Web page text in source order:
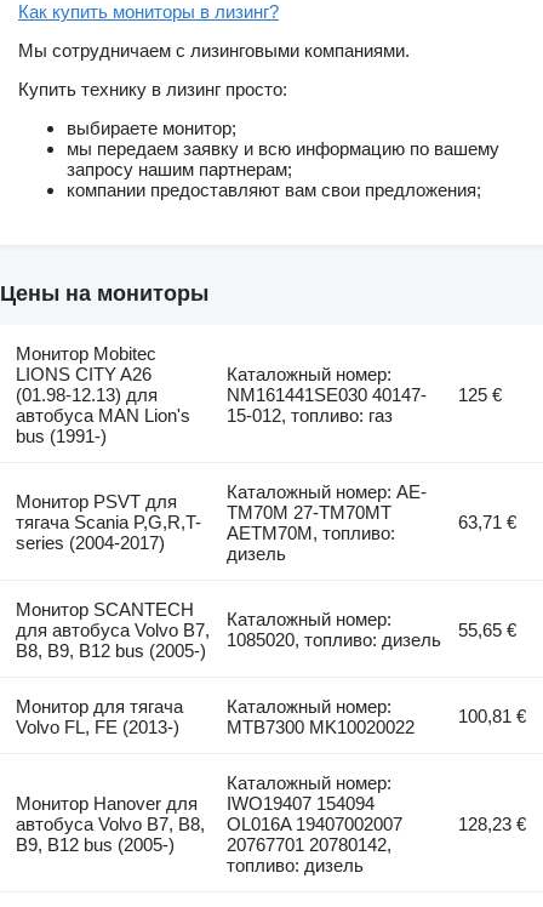
Как купить мониторы в лизинг?
Мы сотрудничаем с лизинговыми компаниями.
Купить технику в лизинг просто:
выбираете монитор;
мы передаем заявку и всю информацию по вашему
запросу нашим партнерам;
компании предоставляют вам свои предложения;
Цены на мониторы
Монитор Mobitec
LIONS CITY A26
(01.98-12.13) для
автобуса MAN Lion's
bus (1991-)
Каталожный номер:
NM161441SE030 40147-
15-012, топливо: газ
125 €
Монитор PSVT для
тягача Scania P,G,R,T-
series (2004-2017)
Каталожный номер: AE-
TM70M 27-TM70MT
AETM70M, топливо:
дизель
63,71 €
Монитор SCANTECH
для автобуса Volvo B7,
B8, B9, B12 bus (2005-)
Каталожный номер:
1085020, топливо: дизель
55,65 €
Монитор для тягача
Volvo FL, FE (2013-)
Каталожный номер:
MTB7300 MK10020022
100,81 €
Монитор Hanover для
автобуса Volvo B7, B8,
B9, B12 bus (2005-)
Каталожный номер:
IWO19407 154094
OL016A 19407002007
20767701 20780142,
топливо: дизель
128,23 €